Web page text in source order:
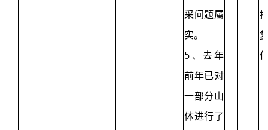
采问题属
实。
5、去年
前年已对
一部分山
体进行了